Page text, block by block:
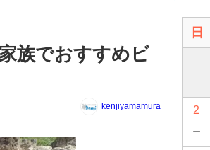
族でおすすめビ
kenjiyamamura
日
2
－